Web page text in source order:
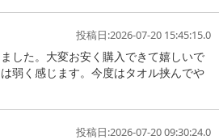
投稿日:2026-07-20 15:45:15.0
した。大変お安く購入できて嬉しいで
弱く感じます。今度はタオル挟んでや
投稿日:2026-07-20 09:30:24.0